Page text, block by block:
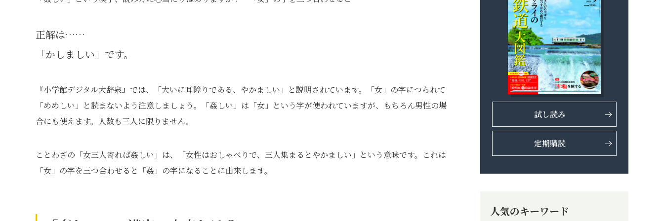
正解は……
「かしましい」です。
『小学館デジタル大辞泉』では、「大いに耳障りである、やかましい」と説明されています。「女」の字につられて
「めめしい」と読まないよう注意しましょう。「姦しい」は「女」という字が使われていますが、もちろん男性の場
合にも使えます。人数も三人に限りません。
ことわざの「女三人寄れば姦しい」は、「女性はおしゃべりで、三人集まるとやかましい」という意味です。これは
「女」の字を三つ合わせると「姦」の字になることに由来します。
試し読み
定期購読
人気のキーワード